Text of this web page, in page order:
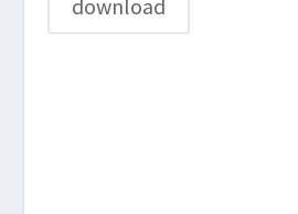
download